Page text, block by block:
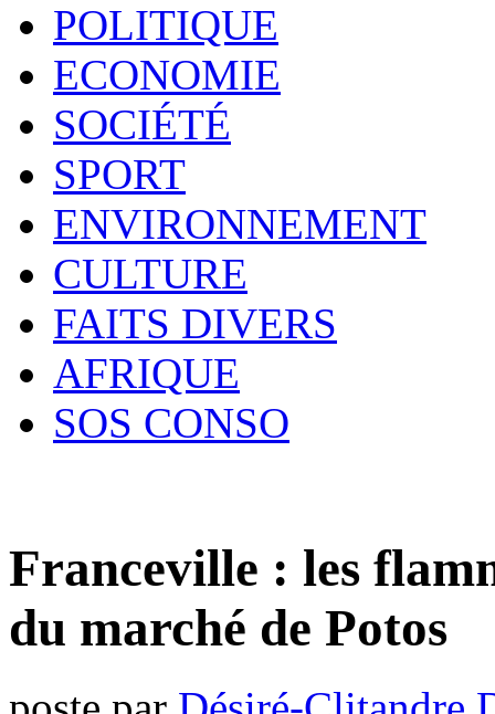
POLITIQUE
ECONOMIE
SOCIÉTÉ
SPORT
ENVIRONNEMENT
CULTURE
FAITS DIVERS
AFRIQUE
SOS CONSO
Franceville : les
du marché de Potos